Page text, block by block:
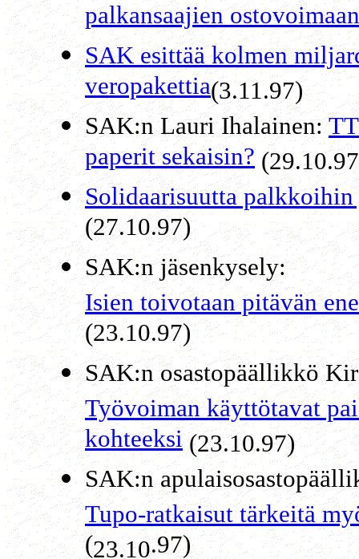
palkansaajien ostovoimaan
SAK esittää kolmen
veropakettia(3.11.97)
SAK:n Lauri Ihalainen:
paperit sekaisin?
Solidaarisuutta
(27.10.97)
SAK:n jäsenkysely:
Isien toivotaan pitävän
(23.10.97)
SAK:n osastopäällikkö
Työvoiman käyttötavat
kohteeksi(23.10.97)
SAK:n
Tupo-ratkaisut tärkeitä
(23.10.97)